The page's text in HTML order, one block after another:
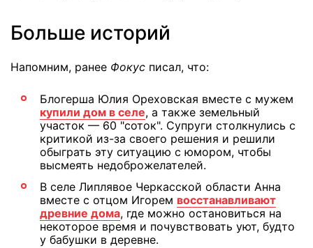
Больше историй
Напомним, ранее Фокус писал, что:
Блогерша Юлия Ореховская вместе с мужем
купили дом в селе, а также земельный
участок — 60 "соток". Супруги столкнулись с
критикой из-за своего решения и решили
обыграть эту ситуацию с юмором, чтобы
высмеять недоброжелателей.
В селе Липлявое Черкасской области Анна
вместе с отцом Игорем восстанавливают
древние дома, где можно остановиться на
некоторое время и почувствовать уют, будто
у бабушки в деревне.